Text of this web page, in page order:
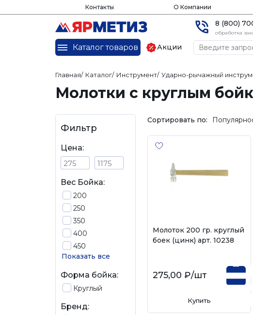
Контакты О Компании
8 (800)
обработка
Каталог товаров Акции
Главная/ Каталог/ Инструмент/ Ударно-рычажный
Молотки с круглым
Фильтр
Цена:
Вес Бойка:
200
250
350
400
450
Показать все
Форма бойка:
Круглый
Бренд:
Сортировать по:
Молоток 200 гр. круглый
боек (цинк) арт. 10238
275,00 ₽/шт
Купить